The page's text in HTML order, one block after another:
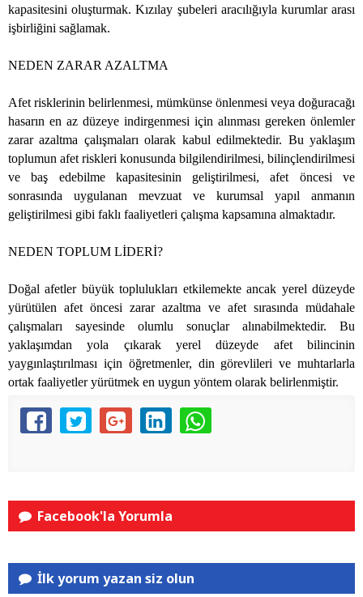
kapasitesini oluşturmak. Kızılay şubeleri aracılığıyla kurumlar arası
işbirliğini sağlamak.
NEDEN ZARAR AZALTMA
Afet risklerinin belirlenmesi, mümkünse önlenmesi veya doğuracağı
hasarın en az düzeye indirgenmesi için alınması gereken önlemler
zarar azaltma çalışmaları olarak kabul edilmektedir. Bu yaklaşım
toplumun afet riskleri konusunda bilgilendirilmesi, bilinçlendirilmesi
ve baş edebilme kapasitesinin geliştirilmesi, afet öncesi ve
sonrasında uygulanan mevzuat ve kurumsal yapıl anmanın
geliştirilmesi gibi faklı faaliyetleri çalışma kapsamına almaktadır.
NEDEN TOPLUM LİDERİ?
Doğal afetler büyük toplulukları etkilemekte ancak yerel düzeyde
yürütülen afet öncesi zarar azaltma ve afet sırasında müdahale
çalışmaları sayesinde olumlu sonuçlar alınabilmektedir. Bu
yaklaşımdan yola çıkarak yerel düzeyde afet bilincinin
yaygınlaştırılması için öğretmenler, din görevlileri ve muhtarlarla
ortak faaliyetler yürütmek en uygun yöntem olarak belirlenmiştir.
Facebook'la Yorumla
İlk yorum yazan siz olun